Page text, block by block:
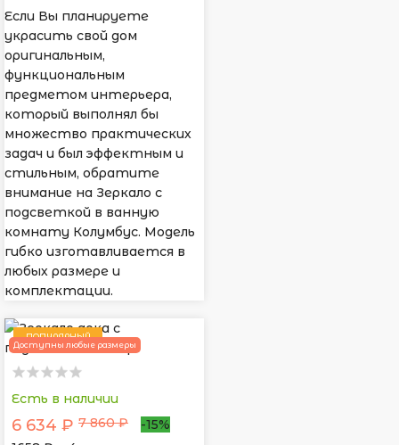
Если Вы планируете
украсить свой дом
оригинальным,
функциональным
предметом интерьера,
который выполнял бы
множество практических
задач и был эффектным и
стильным, обратите
внимание на Зеркало с
подсветкой в ванную
комнату Колумбус. Модель
гибко изготавливается в
любых размере и
комплектации.
ПОПУЛЯРНЫЙ
Доступны любые размеры
Есть в наличии
6 634 ₽ 7 860 ₽
-15%